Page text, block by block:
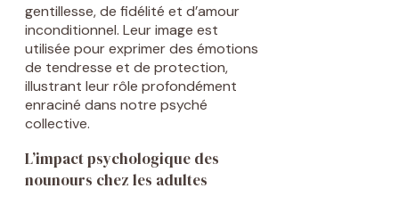
gentillesse, de fidélité et d’amour
inconditionnel. Leur image est
utilisée pour exprimer des émotions
de tendresse et de protection,
illustrant leur rôle profondément
enraciné dans notre psyché
collective.
L’impact psychologique des
nounours chez les adultes